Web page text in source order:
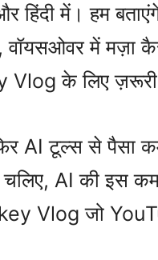
में। हम
वॉयसओवर में
के लिए
AI टूल्स से पैसा
AI की इस
Vlog जो